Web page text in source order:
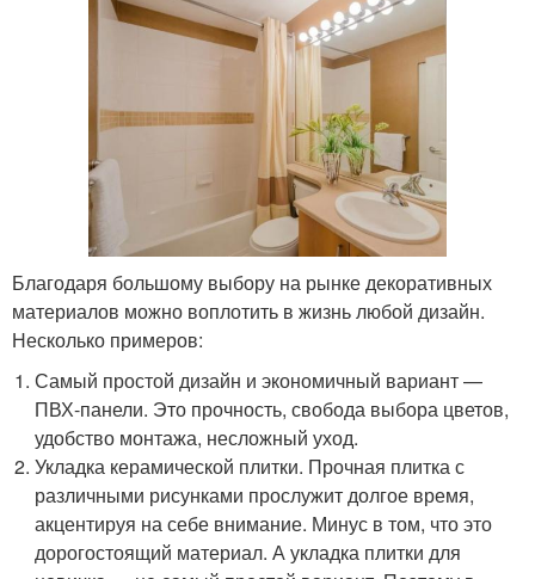
Благодаря большому выбору на рынке декоративных
материалов можно воплотить в жизнь любой дизайн.
Несколько примеров:
Самый простой дизайн и экономичный вариант —
ПВХ-панели. Это прочность, свобода выбора цветов,
удобство монтажа, несложный уход.
Укладка керамической плитки. Прочная плитка с
различными рисунками прослужит долгое время,
акцентируя на себе внимание. Минус в том, что это
дорогостоящий материал. А укладка плитки для